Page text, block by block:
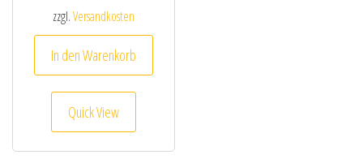
zzgl.Versandkosten
In den Warenkorb
Quick View